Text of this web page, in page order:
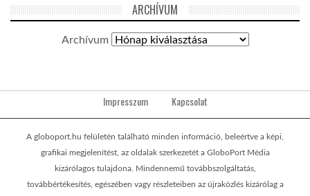
ARCHÍVUM
Archívum
Impresszum Kapcsolat
A globoport.hu felületén található minden információ, beleértve a képi,
grafikai megjelenítést, az oldalak szerkezetét a GloboPort Média
kizárólagos tulajdona. Mindennemű továbbszolgáltatás,
továbbértékesítés, egészében vagy részleteiben az újraközlés kizárólag a